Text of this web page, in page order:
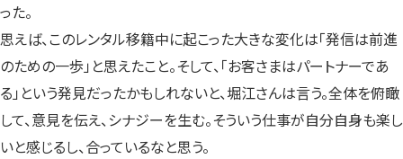
った。
思えば、このレンタル移籍中に起こった大きな変化は「発信は前進
のための一歩」と思えたこと。そして、「お客さまはパートナーであ
る」という発見だったかもしれないと、堀江さんは言う。全体を俯瞰
して、意見を伝え、シナジーを生む。そういう仕事が自分自身も楽し
いと感じるし、合っているなと思う。